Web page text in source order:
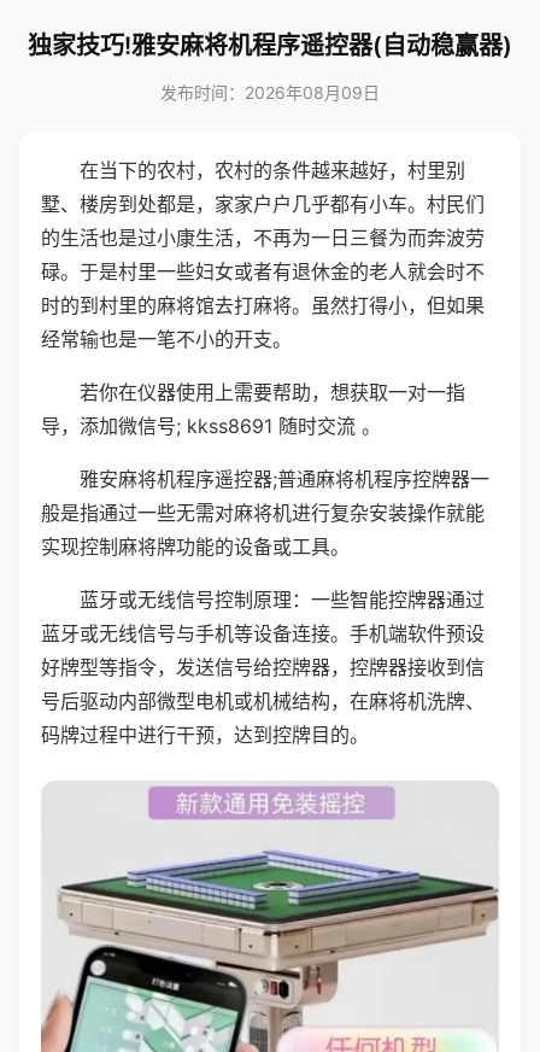
独家技巧!雅安麻将机程序遥控器(自动稳赢器)
发布时间：2026年08月09日
在当下的农村，农村的条件越来越好，村里别
墅、楼房到处都是，家家户户几乎都有小车。村民们
的生活也是过小康生活，不再为一日三餐为而奔波劳
碌。于是村里一些妇女或者有退休金的老人就会时不
时的到村里的麻将馆去打麻将。虽然打得小，但如果
经常输也是一笔不小的开支。
若你在仪器使用上需要帮助，想获取一对一指
导，添加微信号; kkss8691 随时交流 。
雅安麻将机程序遥控器;普通麻将机程序控牌器一
般是指通过一些无需对麻将机进行复杂安装操作就能
实现控制麻将牌功能的设备或工具。
蓝牙或无线信号控制原理：一些智能控牌器通过
蓝牙或无线信号与手机等设备连接。手机端软件预设
好牌型等指令，发送信号给控牌器，控牌器接收到信
号后驱动内部微型电机或机械结构，在麻将机洗牌、
码牌过程中进行干预，达到控牌目的。